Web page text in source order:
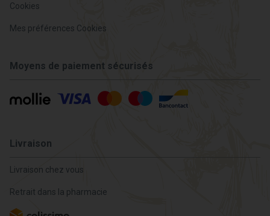
Cookies
Mes préférences Cookies
Moyens de paiement sécurisés
Livraison
Livraison chez vous
Retrait dans la pharmacie